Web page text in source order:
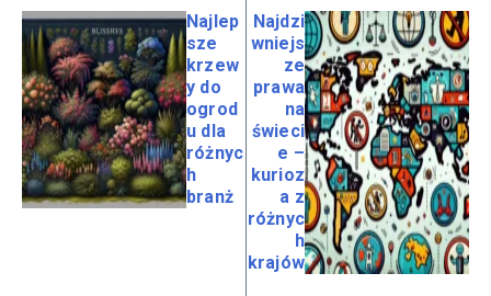
Najlep
sze
krzew
y do
ogrod
u dla
różnyc
h
branż
Najdzi
wniejs
ze
prawa
na
świeci
e –
kurioz
a z
różnyc
h
krajów